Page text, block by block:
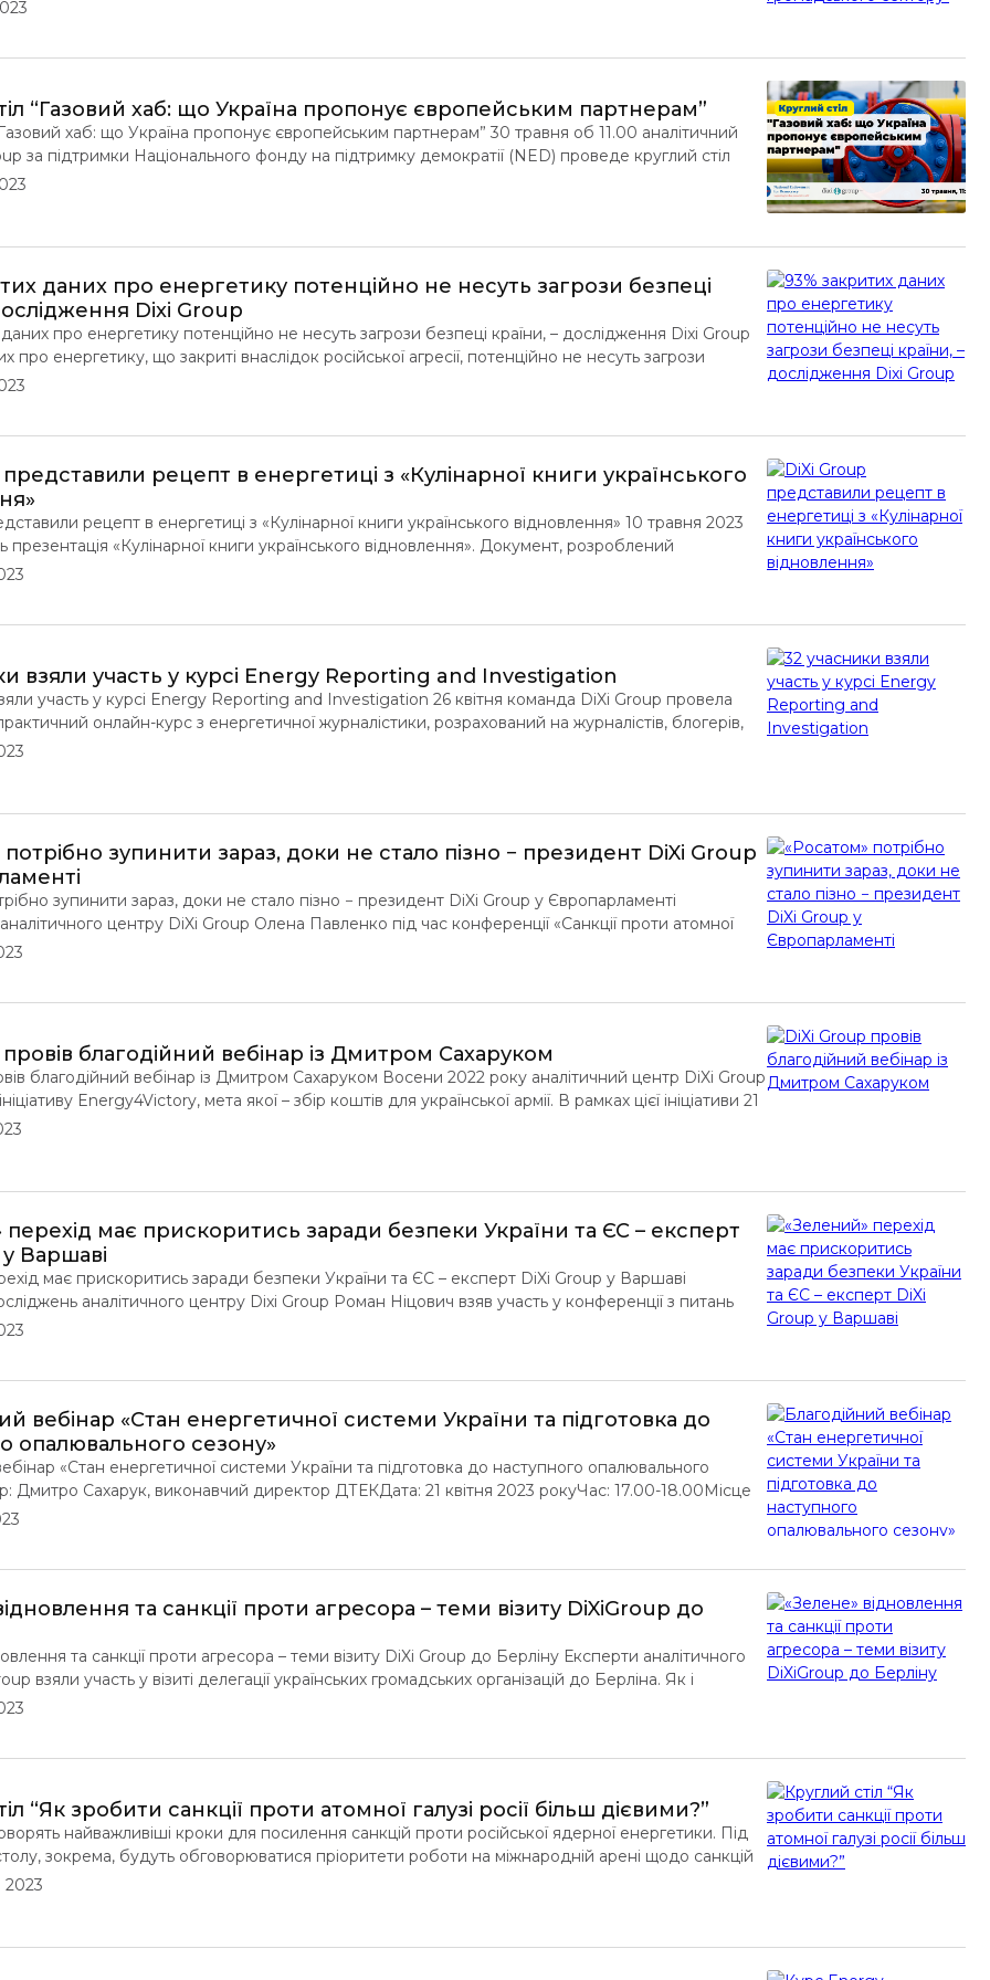
“Газовий хаб: що Україна пропонує європейським партнерам”
хаб: що Україна пропонує європейським партнерам” 30 травня об 11.00 аналітичний
за підтримки Національного фонду на підтримку демократії (NED) проведе круглий стіл
Україна пропонує європейським партнерам». Захід відбудеться на онлайн-платформі Zoom.
даних про енергетику потенційно не несуть загрози безпеці
Dixi Group
про енергетику потенційно не несуть загрози безпеці країни, – дослідження Dixi Group
про енергетику, що закриті внаслідок російської агресії, потенційно не несуть загрози
і можуть бути відкриті розпорядниками. Такий висновок зробили аналітики центру DiXi Group,
рецепт в енергетиці з «Кулінарної книги українського
рецепт в енергетиці з «Кулінарної книги українського відновлення» 10 травня 2023
презентація «Кулінарної книги українського відновлення». Документ, розроблений
аналітичних центрів RRR4U (Resilience, Reconstruction and Relief for Ukraine),
взяли участь у курсі Energy Reporting and Investigation
участь у курсі Energy Reporting and Investigation 26 квітня команда DiXi Group провела
онлайн-курс з енергетичної журналістики, розрахований на журналістів, блогерів,
та студентів факультетів журналістики. Участь у курсі взяли 32 учасники, які працюють
зупинити зараз, доки не стало пізно − президент DiXi Group
зупинити зараз, доки не стало пізно − президент DiXi Group у Європарламенті
центру DiXi Group Олена Павленко під час конференції «Санкції проти атомної
членів Європарлементу зупинити поширення російського ядерного впливу у світі,
благодійний вебінар із Дмитром Сахаруком
благодійний вебінар із Дмитром Сахаруком Восени 2022 року аналітичний центр DiXi Group
Energy4Victory, мета якої – збір коштів для української армії. В рамках цієї ініціативи 21
п’ятий вебінар – із Дмитром Сахаруком, виконавчим директором ДТЕК. Під час нього
перехід має прискоритись заради безпеки України та ЄС – експерт
Варшаві
має прискоритись заради безпеки України та ЄС – експерт DiXi Group у Варшаві
аналітичного центру Dixi Group Роман Ніцович взяв участь у конференції з питань
у Варшаві, організованої Forum Energii та Європейською радою міжнародних
вебінар «Стан енергетичної системи України та підготовка до
опалювального сезону»
«Стан енергетичної системи України та підготовка до наступного опалювального
Дмитро Сахарук, виконавчий директор ДТЕКДата: 21 квітня 2023 рокуЧас: 17.00-18.00Місце
платформа ZoomМова заходу: українська-англійська, синхронний переклад можливий
та санкції проти агресора – теми візиту DiXiGroup до
та санкції проти агресора – теми візиту DiXi Group до Берліну Експерти аналітичного
взяли участь у візиті делегації українських громадських організацій до Берліна. Як і
візит був присвячений обміну ідеями щодо «зеленого» відновлення України після війни,
“Як зробити санкції проти атомної галузі росії більш дієвими?”
найважливіші кроки для посилення санкцій проти російської ядерної енергетики. Під
зокрема, будуть обговорюватися пріоритети роботи на міжнародній арені щодо санкцій
та ядерної енергетики рф, відмові від російських ядерних технологій та можливості